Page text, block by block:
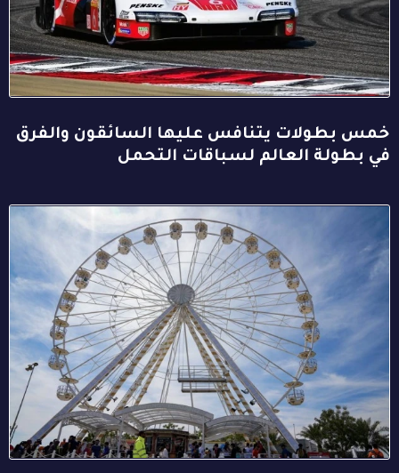
خمس بطولات يتنافس عليها السائقون والفرق
في بطولة العالم لسباقات التحمل